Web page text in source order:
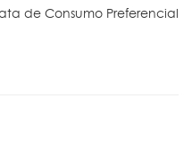
de Consumo Preferencial